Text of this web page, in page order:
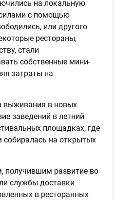
на локальную
с помощью
или другого
рестораны,
стали
собственные мини-
затраты на
выживания в новых
заведений в летний
площадках, где
собиралась на открытых
получившим развитие во
службы доставки
в ресторанных